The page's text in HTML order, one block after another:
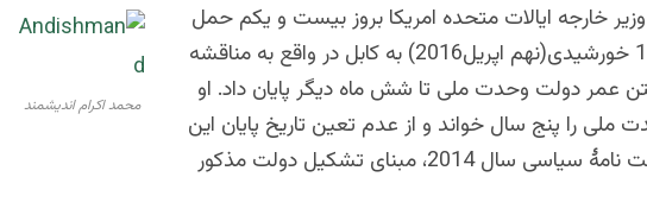
محمد اکرام اندیشمند
خارجه ایالات متحده امریکا بروز بیست و یکم حمل
سال روان 1394 خورشیدی(نهم اپریل2016) به کابل در واقع به مناقشه
عمر دولت وحدت ملی تا شش ماه دیگر پایان داد. او
را پنج سال خواند و از عدم تعین تاریخ پایان این
دولت در موافقت نامۀ سیاسی سال 2014، مبنای تشکیل دولت مذکور